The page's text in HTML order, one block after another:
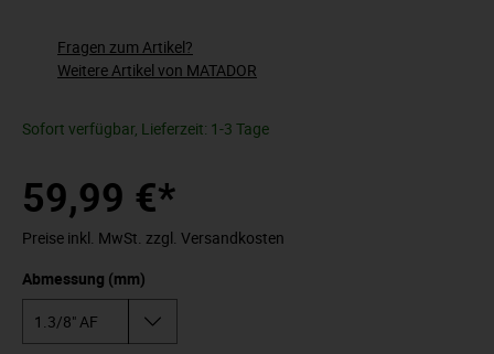
Fragen zum Artikel?
Weitere Artikel von MATADOR
Sofort verfügbar, Lieferzeit: 1-3 Tage
59,99 €*
Preise inkl. MwSt. zzgl. Versandkosten
Abmessung (mm)